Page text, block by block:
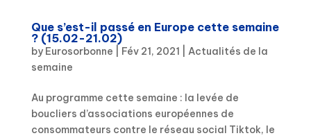
Que s’est-il passé en Europe cette semaine
? (15.02-21.02)
by Eurosorbonne Fév 21, 2021
Actualités de la
semaine
Au programme cette semaine : la levée de
boucliers d’associations européennes de
consommateurs contre le réseau social Tiktok, le